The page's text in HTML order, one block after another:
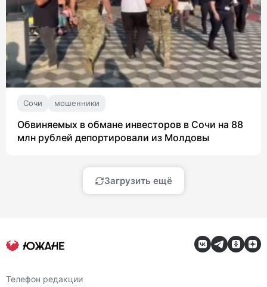
Сочи мошенники
Обвиняемых в обмане инвесторов в Сочи на 88
млн рублей депортировали из Молдовы
Загрузить ещё
Телефон редакции